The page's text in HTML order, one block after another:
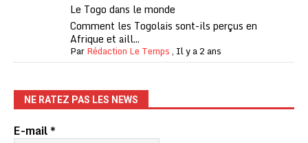
Le Togo dans le monde
Comment les Togolais sont-ils perçus en
Afrique et aill...
ParRédaction Le Temps, Il y a 2 ans
NE RATEZ PAS LES NEWS
E-mail*